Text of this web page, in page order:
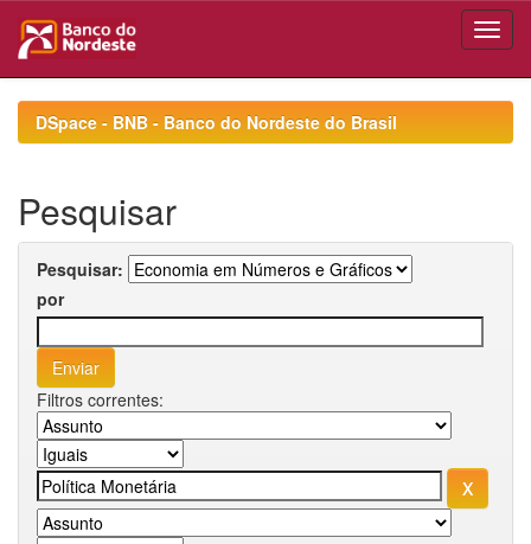
navigationDSpace - BNB - Banco do Nordeste do Brasil
Pesquisar
Pesquisar:
por
Filtros correntes: